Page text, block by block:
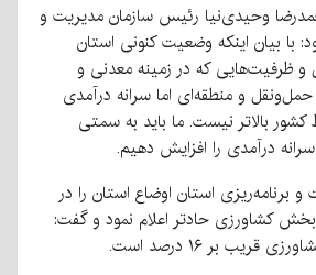
وحیدی‌نیا رئیس سازمان مدیریت و
با بیان اینکه وضعیت کنونی استان
و ظرفیت‌هایی که در زمینه معدنی و
حمل‌ونقل و منطقه‌ای اما سرانه درآمدی
کشور بالاتر نیست. ما باید به سمتی
درآمدی را افزایش دهیم.
برنامه‌ریزی استان اوضاع استان را در
بخش کشاورزی حادتر اعلام نمود و گفت:
بر ۱۶ درصد است.